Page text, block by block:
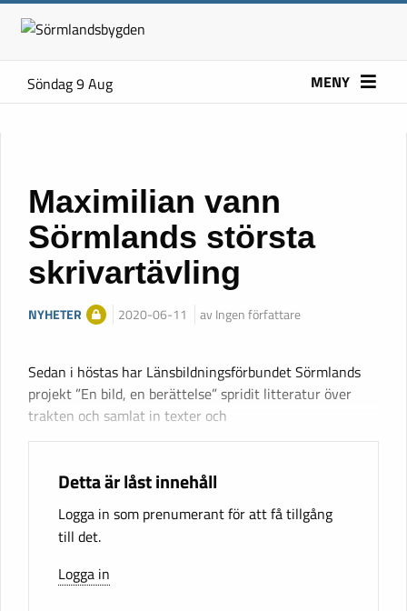
Söndag 9 Aug MENY
Maximilian vann
Sörmlands största
skrivartävling
NYHETER 2020-06-11 av Ingen författare
Sedan i höstas har Länsbildningsförbundet Sörmlands
projekt ”En bild, en berättelse” spridit litteratur över
trakten och samlat in texter och
Detta är låst innehåll
Logga in som prenumerant för att få tillgång
till det.
Logga in